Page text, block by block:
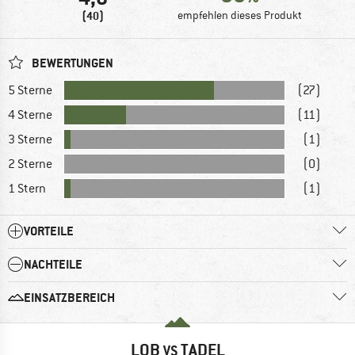
(40) empfehlen dieses Produkt
BEWERTUNGEN
5 Sterne
(27)
4 Sterne
(11)
3 Sterne
(1)
2 Sterne
(0)
1 Stern
(1)
VORTEILE
NACHTEILE
EINSATZBEREICH
LOB VSTADEL